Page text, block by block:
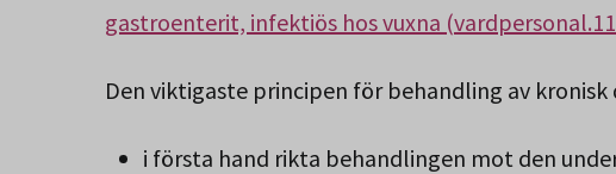
gastroenterit, infektiös hos vuxna
Den viktigaste principen för behandling av kronisk
i första hand rikta behandlingen mot den